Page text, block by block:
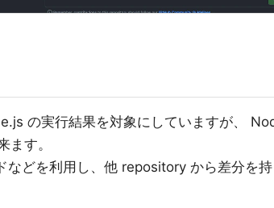
の実行結果を対象にしていますが、
ます。
などを利用し、他 repository から差分を